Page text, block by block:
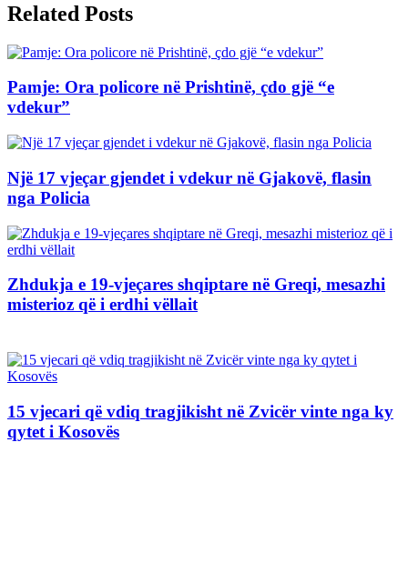
Related Posts
Pamje: Ora policore në Prishtinë, çdo gjë “e
vdekur”
Një 17 vjeçar gjendet i vdekur në Gjakovë, flasin
nga Policia
Zhdukja e 19-vjeçares shqiptare në Greqi, mesazhi
misterioz që i erdhi vëllait
15 vjecari që vdiq tragjikisht në Zvicër vinte nga ky
qytet i Kosovës